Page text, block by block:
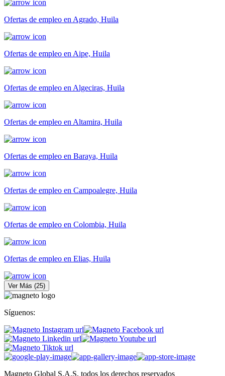
Ofertas de empleo en Agrado, Huila
Ofertas de empleo en Aipe, Huila
Ofertas de empleo en Algeciras, Huila
Ofertas de empleo en Altamira, Huila
Ofertas de empleo en Baraya, Huila
Ofertas de empleo en Campoalegre, Huila
Ofertas de empleo en Colombia, Huila
Ofertas de empleo en Elias, Huila
Ver Más (25)
Síguenos:
Magneto Global S.A.S, todos los derechos reservados